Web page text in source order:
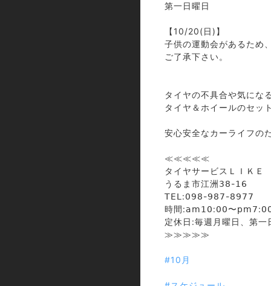
第一日曜日
【10/20(日)】
子供の運動会があるため
ご了承下さい。
タイヤの不具合や気にな
タイヤ＆ホイールのセッ
安心安全なカーライフの
≪≪≪≪≪
タイヤサービスＬＩＫＥ
うるま市江洲𝟥𝟪-𝟣𝟨
𝖳𝖤𝖫:𝟢𝟫𝟪-𝟫𝟪𝟩-𝟪𝟫𝟩𝟩
時間:𝖺𝗆𝟣𝟢:𝟢𝟢〜
定休日:毎週月曜日、第一
≫≫≫≫≫
#10月